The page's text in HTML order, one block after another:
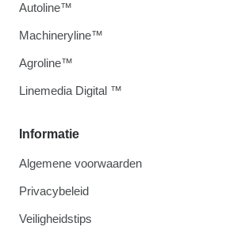
Informatie
Algemene voorwaarden
Privacybeleid
Veiligheidstips
Autoline™
Machineryline™
Agroline™
Linemedia Digital ™